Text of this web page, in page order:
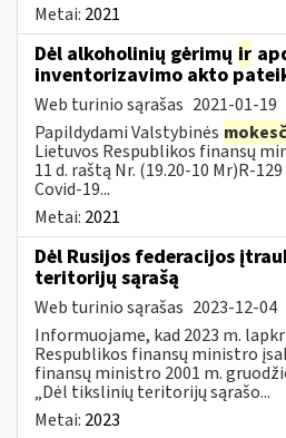
Metai: 2021
Dėl alkoholinių gėrimų ir
inventorizavimo akto
Web turinio sąrašas 2021-01-19
Papildydami Valstybinės
Lietuvos Respublikos finansų
11 d. raštą Nr. (19.20-10 Mr)R-
Covid-19...
Metai: 2021
Dėl Rusijos federacijos
teritorijų sąrašą
Web turinio sąrašas 2023-12-04
Informuojame, kad 2023 m.
Respublikos finansų ministro
finansų ministro 2001 m.
„Dėl tikslinių teritorijų sąrašo...
Metai: 2023